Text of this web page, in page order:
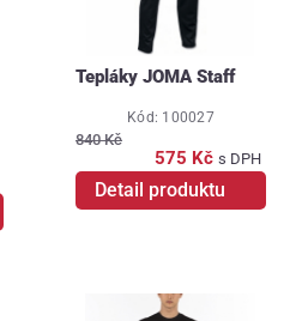
Tepláky JOMA Staff
Kód: 100027
840 Kč
575 Kč s DPH
Detail produktu